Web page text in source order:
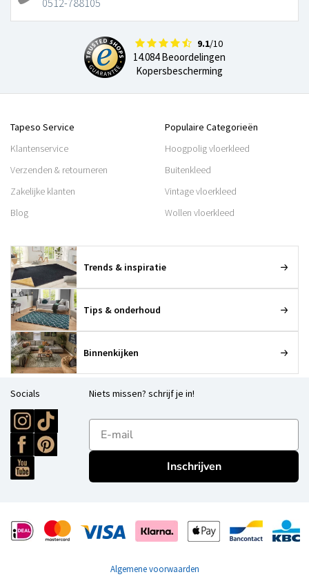
0512-788105
9.1/10
14.084 Beoordelingen
Kopersbescherming
Tapeso Service
Klantenservice
Verzenden & retourneren
Zakelijke klanten
Blog
Populaire Categorieën
Hoogpolig vloerkleed
Buitenkleed
Vintage vloerkleed
Wollen vloerkleed
Trends & inspiratie
Tips & onderhoud
Binnenkijken
Socials Niets missen? schrijf je in!
E-mailadres
Inschrijven
Algemene voorwaarden